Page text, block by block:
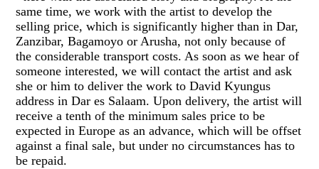
same time, we work with the artist to develop the
selling price, which is significantly higher than in Dar,
Zanzibar, Bagamoyo or Arusha, not only because of
the considerable transport costs. As soon as we hear of
someone interested, we will contact the artist and ask
she or him to deliver the work to David Kyungus
address in Dar es Salaam. Upon delivery, the artist will
receive a tenth of the minimum sales price to be
expected in Europe as an advance, which will be offset
against a final sale, but under no circumstances has to
be repaid.